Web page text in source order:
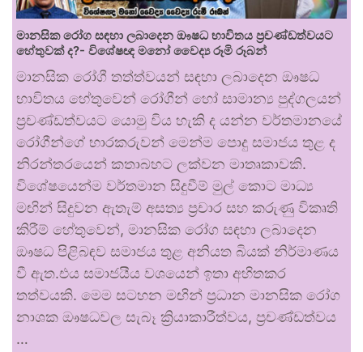
මානසික රෝග සඳහා ලබාදෙන ඖෂධ භාවිතය ප්‍රචණ්ඩත්වයට
හේතුවක් ද?- විශේෂඥ මනෝ වෛද්‍ය රූමි රූබන්
මානසික රෝගී තත්ත්වයන් සඳහා ලබාදෙන ඖෂධ
භාවිතය හේතුවෙන් රෝගීන් හෝ සාමාන්‍ය පුද්ගලයන්
ප්‍රචණ්ඩත්වයට යොමු විය හැකි ද යන්න වර්තමානයේ
රෝගීන්ගේ භාරකරුවන් මෙන්ම පොදු සමාජය තුළ ද
නිරන්තරයෙන් කතාබහට ලක්වන මාතෘකාවකි.
විශේෂයෙන්ම වර්තමාන සිදුවීම් මුල් කොට මාධ්‍ය
මඟින් සිදුවන ඇතැම් අසත්‍ය ප්‍රචාර සහ කරුණු විකෘති
කිරීම් හේතුවෙන්, මානසික රෝග සඳහා ලබාදෙන
ඖෂධ පිළිබඳව සමාජය තුළ අනියත බියක් නිර්මාණය
වී ඇත.එය සමාජයීය වශයෙන් ඉතා අහිතකර
තත්වයකි. මෙම සටහන මඟින් ප්‍රධාන මානසික රෝග
නාශක ඖෂධවල සැබෑ ක්‍රියාකාරීත්වය, ප්‍රචණ්ඩත්වය
…